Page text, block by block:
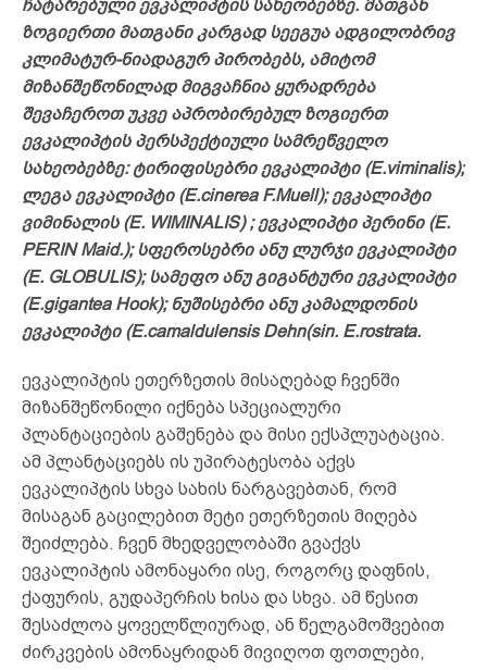
ჩატარებული ევკალიპტის სახეობებზე. მათგან
ზოგიერთი მათგანი კარგად სეეგუა ადგილობრივ
კლიმატურ-ნიადაგურ პირობებს, ამიტომ
მიზანშეწონილად მიგვაჩნია ყურადრება
შევაჩეროთ უკვე აპრობირებულ ზოგიერთ
ევკალიპტის პერსპექტიული სამრეწველო
სახეობებზე: ტირიფისებრი ევკალიპტი (E.viminalis);
ლეგა ევკალიპტი (E.cinerea F.Muell); ევკალიპტი
ვიმინალის (E. WIMINALIS) ; ევკალიპტი პერინი (E.
PERIN Maid.); სფეროსებრი ანუ ლურჯი ევკალიპტი
(E. GLOBULIS); სამეფო ანუ გიგანტური ევკალიპტი
(E.gigantea Hook); ნუშისებრი ანუ კამალდონის
ევკალიპტი (E.camaldulensis Dehn(sin. E.rostrata.
ევკალიპტის ეთერზეთის მისაღებად ჩვენში
მიზანშეწონილი იქნება სპეციალური
პლანტაციების გაშენება და მისი ექსპლუატაცია.
ამ პლანტაციებს ის უპირატესობა აქვს
ევკალიპტის სხვა სახის ნარგავებთან, რომ
მისაგან გაცილებით მეტი ეთერზეთის მიღება
შეიძლება. ჩვენ მხედველობაში გვაქვს
ევკალიპტის ამონაყარი ისე, როგორც დაფნის,
ქაფურის, გუდაპერჩის ხისა და სხვა. ამ წესით
შესაძლოა ყოველწლიურად, ან წელგამოშვებით
ძირკვების ამონაყრიდან მივიღოთ ფოთლები,